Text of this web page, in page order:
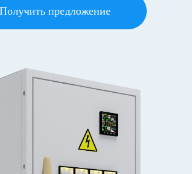
Получить предложение